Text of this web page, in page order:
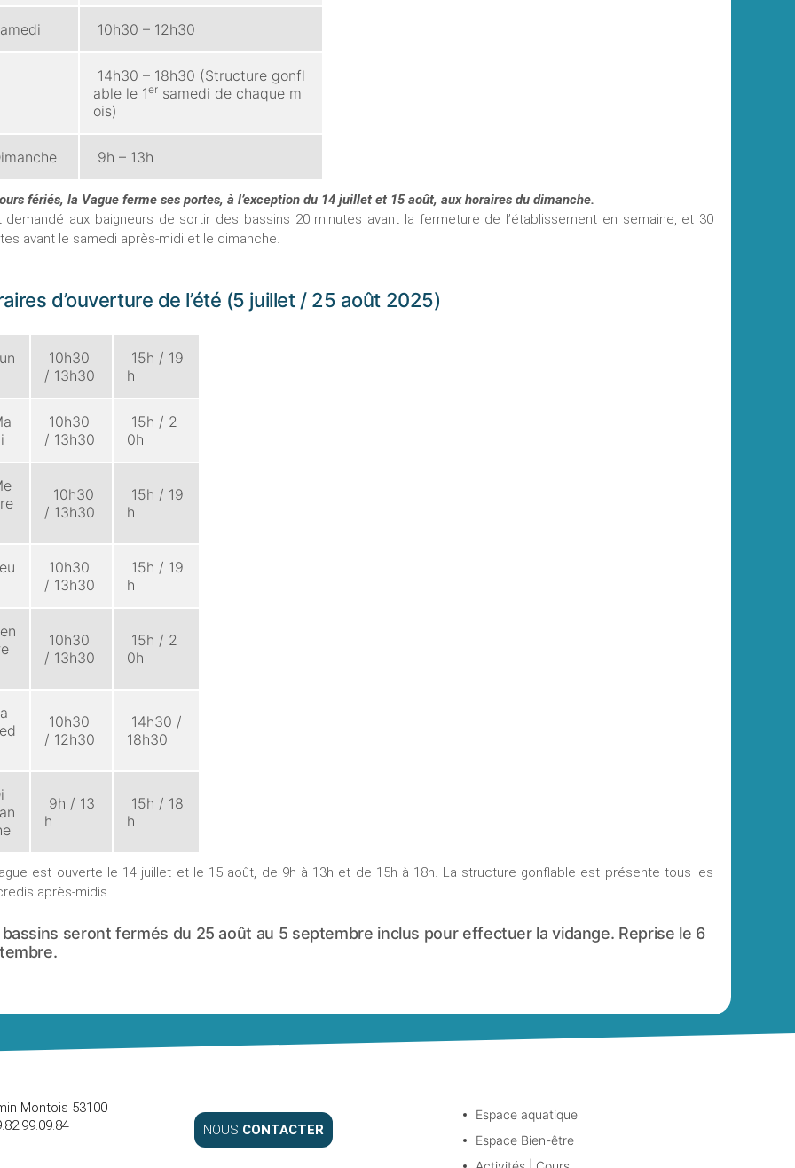
10h30 – 12h30
14h30 – 18h30 (Structure gonfl
able le 1er samedi de chaque m
ois)
9h – 13h
fériés, la Vague ferme ses portes, à l’exception du 14 juillet et 15 août, aux horaires du dimanche.
demandé aux baigneurs de sortir des bassins 20 minutes avant la fermeture de l’établissement en semaine, et 30
avant le samedi après-midi et le dimanche.
d’ouverture de l’été (5 juillet / 25 août 2025)
10h30
/ 13h30
15h / 19
h
10h30
/ 13h30
15h / 2
0h
10h30
/ 13h30
15h / 19
h
10h30
/ 13h30
15h / 19
h
10h30
/ 13h30
15h / 2
0h
10h30
/ 12h30
14h30 /
18h30
9h / 13
h
15h / 18
h
est ouverte le 14 juillet et le 15 août, de 9h à 13h et de 15h à 18h. La structure gonflable est présente tous les
après-midis.
bassins seront fermés du 25 août au 5 septembre inclus pour effectuer la vidange. Reprise le 6
Montois 53100
NOUS CONTACTER
Espace aquatique
Espace Bien-être